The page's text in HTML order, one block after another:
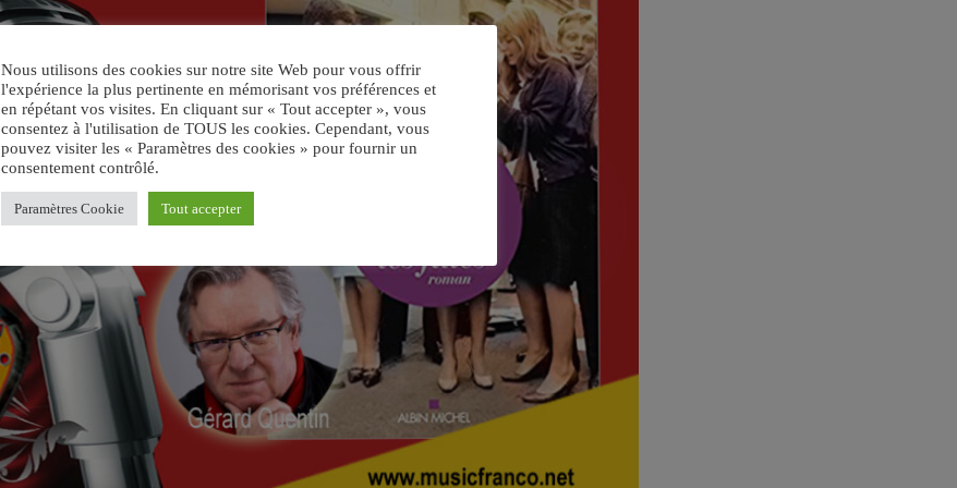
Nous utilisons des cookies sur notre site Web pour vous offrir
l'expérience la plus pertinente en mémorisant vos préférences et
en répétant vos visites. En cliquant sur « Tout accepter », vous
consentez à l'utilisation de TOUS les cookies. Cependant, vous
pouvez visiter les « Paramètres des cookies » pour fournir un
consentement contrôlé.
Paramètres Cookie Tout accepter